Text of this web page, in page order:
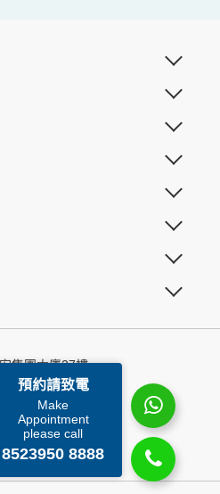
預約請致電
Make
Appointment
please call
8523950 8888
集團大廈27樓
Linkedin
| 個人資料收集聲明